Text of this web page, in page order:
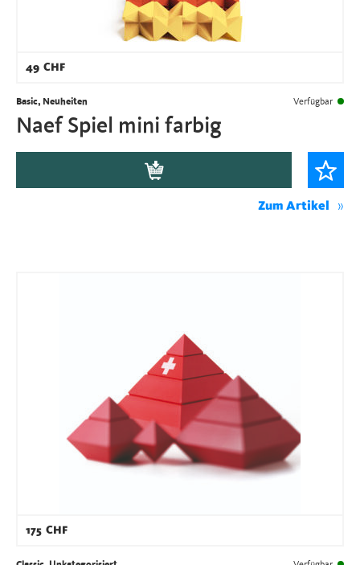
49 CHF
Basic, Neuheiten Verfügbar
Naef Spiel mini farbig
Zum Artikel
175 CHF